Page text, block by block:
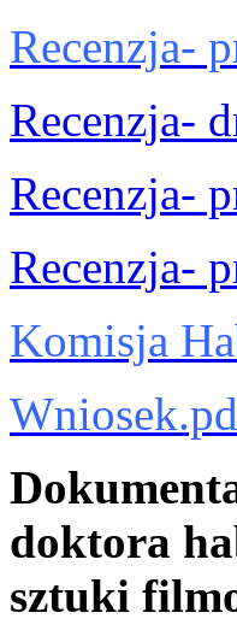
Recenzja-
Recenzja-
Recenzja-
Recenzja-
Komisja
doktora
sztuki